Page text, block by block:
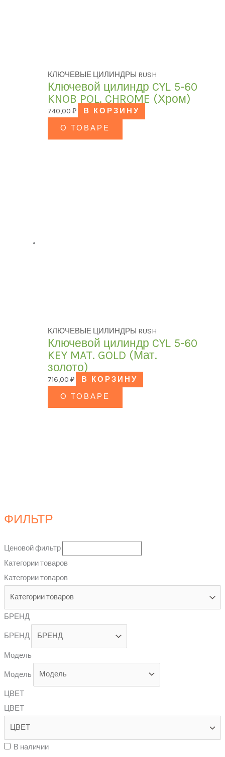
ФИЛЬТР
Ценовой фильтр
Категории товаров
Категории товаров
БРЕНД
БРЕНД
Модель
Модель
ЦВЕТ
ЦВЕТ
В наличии
КЛЮЧЕВЫЕ ЦИЛИНДРЫ RUSH
Ключевой цилиндр CYL 5-60
KNOB POL. CHROME (Хром)
740,00₽
В КОРЗИНУ
О ТОВАРЕ
КЛЮЧЕВЫЕ ЦИЛИНДРЫ RUSH
Ключевой цилиндр CYL 5-60
KEY MAT. GOLD (Мат.
золото)
716,00₽
В КОРЗИНУ
О ТОВАРЕ